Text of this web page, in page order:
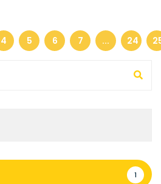
4 5 6 7 ... 24
1